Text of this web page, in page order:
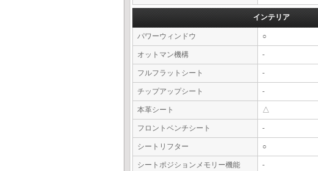
インテリア
パワーウィンドウ ○
オットマン機構 -
フルフラットシート -
チップアップシート -
本革シート △
フロントベンチシート -
シートリフター ○
シートポジションメモリー機能 -